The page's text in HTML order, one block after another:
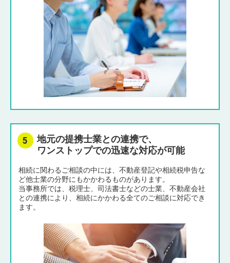
地元の提携士業との連携で、
ワンストップでの迅速な対応が可能
相続に関わるご相談の中には、不動産登記や相続税申告な
ど他士業の分野にもかかわるものがあります。
当事務所では、税理士、司法書士などの士業、不動産会社
との連携により、相続にかかわる全てのご相談に対応でき
ます。